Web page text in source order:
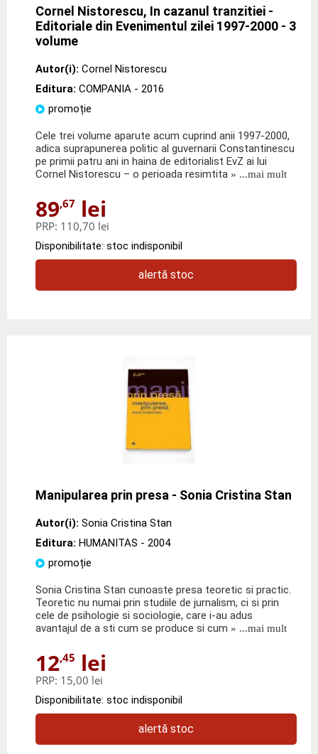
Cornel Nistorescu, In cazanul tranzitiei -
Editoriale din Evenimentul zilei 1997-2000 - 3
volume
Autor(i): Cornel Nistorescu
Editura: COMPANIA - 2016
promoție
Cele trei volume aparute acum cuprind anii 1997-2000,
adica suprapunerea politic al guvernarii Constantinescu
pe primii patru ani in haina de editorialist EvZ ai lui
Cornel Nistorescu – o perioada resimtita » ...mai mult
89,67 lei
PRP: 110,70 lei
Disponibilitate: stoc indisponibil
alertă stoc
Manipularea prin presa - Sonia Cristina Stan
Autor(i): Sonia Cristina Stan
Editura: HUMANITAS - 2004
promoție
Sonia Cristina Stan cunoaste presa teoretic si practic.
Teoretic nu numai prin studiile de jurnalism, ci si prin
cele de psihologie si sociologie, care i-au adus
avantajul de a sti cum se produce si cum » ...mai mult
12,45 lei
PRP: 15,00 lei
Disponibilitate: stoc indisponibil
alertă stoc